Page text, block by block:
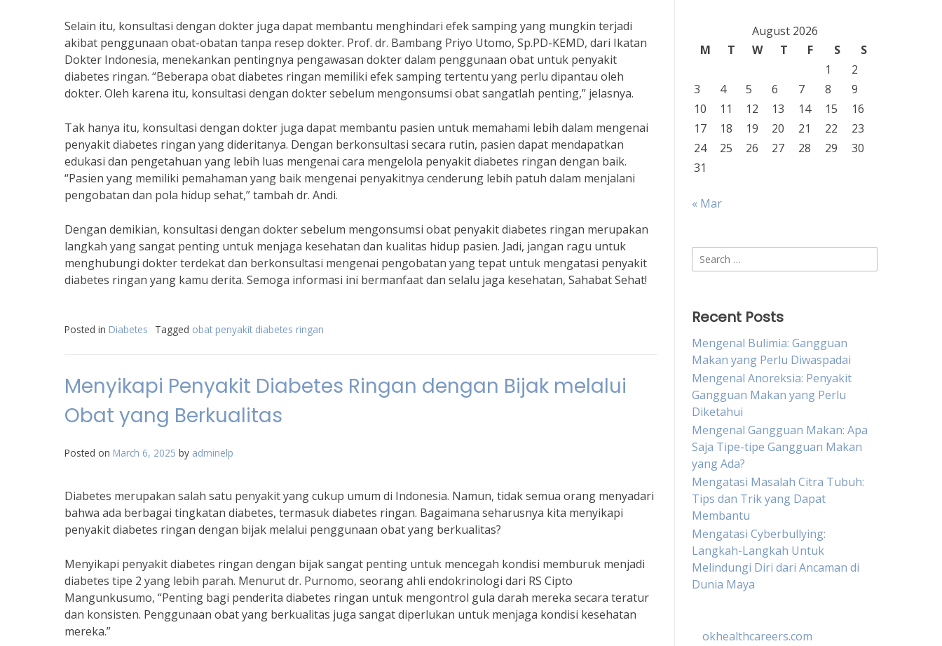
Selain itu, konsultasi dengan dokter juga dapat membantu menghindari efek samping yang mungkin terjadi
akibat penggunaan obat-obatan tanpa resep dokter. Prof. dr. Bambang Priyo Utomo, Sp.PD-KEMD, dari Ikatan
Dokter Indonesia, menekankan pentingnya pengawasan dokter dalam penggunaan obat untuk penyakit
diabetes ringan. “Beberapa obat diabetes ringan memiliki efek samping tertentu yang perlu dipantau oleh
dokter. Oleh karena itu, konsultasi dengan dokter sebelum mengonsumsi obat sangatlah penting,” jelasnya.
Tak hanya itu, konsultasi dengan dokter juga dapat membantu pasien untuk memahami lebih dalam mengenai
penyakit diabetes ringan yang dideritanya. Dengan berkonsultasi secara rutin, pasien dapat mendapatkan
edukasi dan pengetahuan yang lebih luas mengenai cara mengelola penyakit diabetes ringan dengan baik.
“Pasien yang memiliki pemahaman yang baik mengenai penyakitnya cenderung lebih patuh dalam menjalani
pengobatan dan pola hidup sehat,” tambah dr. Andi.
Dengan demikian, konsultasi dengan dokter sebelum mengonsumsi obat penyakit diabetes ringan merupakan
langkah yang sangat penting untuk menjaga kesehatan dan kualitas hidup pasien. Jadi, jangan ragu untuk
menghubungi dokter terdekat dan berkonsultasi mengenai pengobatan yang tepat untuk mengatasi penyakit
diabetes ringan yang kamu derita. Semoga informasi ini bermanfaat dan selalu jaga kesehatan, Sahabat Sehat!
Posted in Diabetes Tagged obat penyakit diabetes ringan
Menyikapi Penyakit Diabetes Ringan dengan Bijak melalui
Obat yang Berkualitas
Posted on March 6, 2025 by adminelp
Diabetes merupakan salah satu penyakit yang cukup umum di Indonesia. Namun, tidak semua orang menyadari
bahwa ada berbagai tingkatan diabetes, termasuk diabetes ringan. Bagaimana seharusnya kita menyikapi
penyakit diabetes ringan dengan bijak melalui penggunaan obat yang berkualitas?
Menyikapi penyakit diabetes ringan dengan bijak sangat penting untuk mencegah kondisi memburuk menjadi
diabetes tipe 2 yang lebih parah. Menurut dr. Purnomo, seorang ahli endokrinologi dari RS Cipto
Mangunkusumo, “Penting bagi penderita diabetes ringan untuk mengontrol gula darah mereka secara teratur
dan konsisten. Penggunaan obat yang berkualitas juga sangat diperlukan untuk menjaga kondisi kesehatan
mereka.”
August 2026
M
T W T F S
S
1
2
3
4 5 6 7 8
9
10
11 12 13 14 15
16
17
18 19 20 21 22
23
24
25 26 27 28 29
30
31
« Mar
Search
for:
Recent Posts
Mengenal Bulimia: Gangguan
Makan yang Perlu Diwaspadai
Mengenal Anoreksia: Penyakit
Gangguan Makan yang Perlu
Diketahui
Mengenal Gangguan Makan: Apa
Saja Tipe-tipe Gangguan Makan
yang Ada?
Mengatasi Masalah Citra Tubuh:
Tips dan Trik yang Dapat
Membantu
Mengatasi Cyberbullying:
Langkah-Langkah Untuk
Melindungi Diri dari Ancaman di
Dunia Maya
okhealthcareers.com